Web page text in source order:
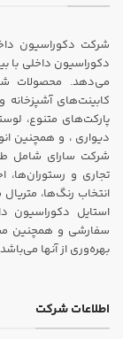
شرکت دکوراسیون
می‌دهد. محصولات
کابینت‌های
پارکت‌های متنوع،
دیواری ، و همچنین
شرکت سارای شامل
تجاری و رستوران‌ها،
انتخاب رنگ‌ها،
استایل دکوراسیون
سفارشی و همچنین
بهره‌وری از آنها
اطلاعات شرکت